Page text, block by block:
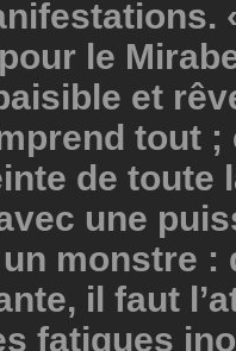
le
et
tout ;
de toute
une
monstre :
il faut
fatigues